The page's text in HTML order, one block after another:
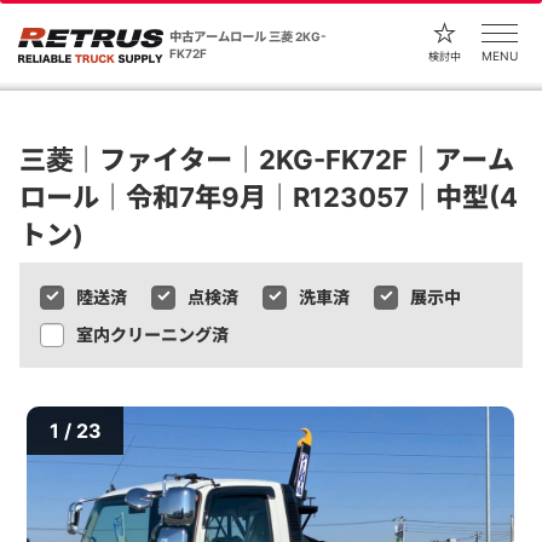
中古アームロール 三菱 2KG-
FK72F
検討中 MENU
三菱｜ファイター｜2KG-FK72F｜アーム
ロール｜令和7年9月｜R123057｜中型(4
トン)
陸送済 点検済 洗車済
展示中
室内クリーニング済
1 / 23